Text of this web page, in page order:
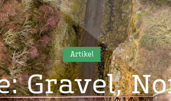
Artikel
Gravel,